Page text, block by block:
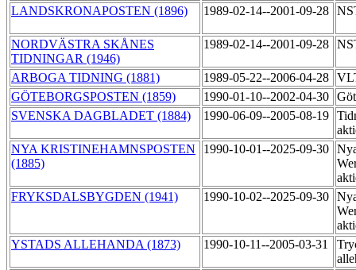
LANDSKRONAPOSTEN (1896)
1989-02-14--2001-09-28
NORDVÄSTRA SKÅNES
TIDNINGAR (1946)
1989-02-14--2001-09-28
ARBOGA TIDNING (1881) 1989-05-22--2006-04-28
GÖTEBORGSPOSTEN (1859)
1990-01-10--2002-04-30
SVENSKA DAGBLADET (1884)
1990-06-09--2005-08-19
NYA KRISTINEHAMNSPOSTEN
(1885)
1990-10-01--2025-09-30
FRYKSDALSBYGDEN (1941)
1990-10-02--2025-09-30
YSTADS ALLEHANDA (1873)
1990-10-11--2005-03-31